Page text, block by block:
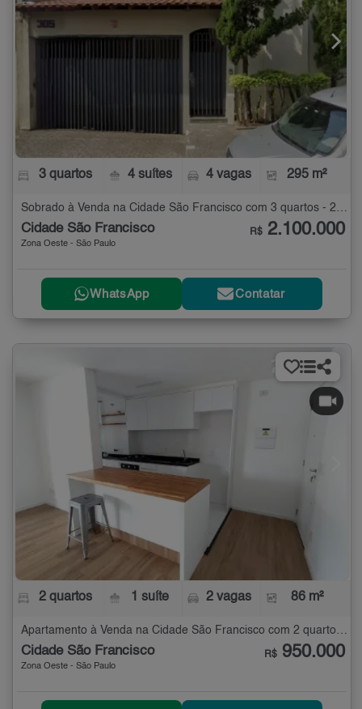
3 quartos 4 suítes 4 vagas 295 m²
Sobrado à Venda na Cidade São Francisco com 3 quartos - 295 m²
Cidade São Francisco
Zona Oeste - São Paulo
R$ 2.100.000
WhatsApp Contatar
2 quartos 1 suíte 2 vagas 86 m²
Apartamento à Venda na Cidade São Francisco com 2 quartos - 86 m²
Cidade São Francisco
Zona Oeste - São Paulo
R$ 950.000